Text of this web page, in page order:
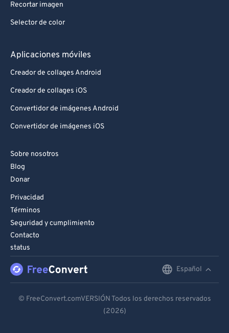
Recortar imagen
Selector de color
Aplicaciones móviles
Creador de collages Android
Creador de collages iOS
Convertidor de imágenes Android
Convertidor de imágenes iOS
Sobre nosotros
Blog
Donar
Privacidad
Términos
Seguridad y cumplimiento
Contacto
status
Español
Español
© FreeConvert.comVERSIÓN Todos los derechos reservados
(2026)